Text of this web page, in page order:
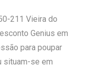
211 Vieira do
Genius em
para poupar
situam-se em